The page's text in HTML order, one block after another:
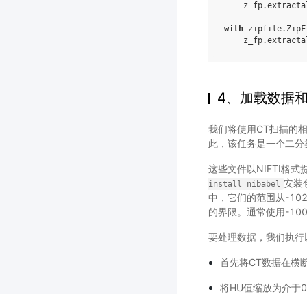
z_fp.
with zipfile.
z_fp.
4、加载数据
我们将使用CT扫描的
此，该任务是一个二
这些文件以NIFTI格式
install nibabel 安装
中，它们的范围从-
的界限。通常使用-
要处理数据，我们执
首先将CT数据在横
将HU值缩放为介于